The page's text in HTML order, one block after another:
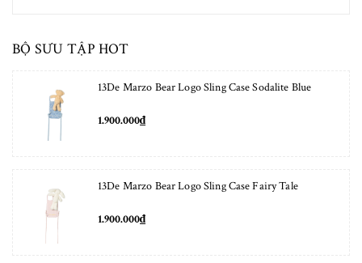
BỘ SƯU TẬP HOT
13De Marzo Bear Logo Sling Case Sodalite Blue
1.900.000₫
13De Marzo Bear Logo Sling Case Fairy Tale
1.900.000₫